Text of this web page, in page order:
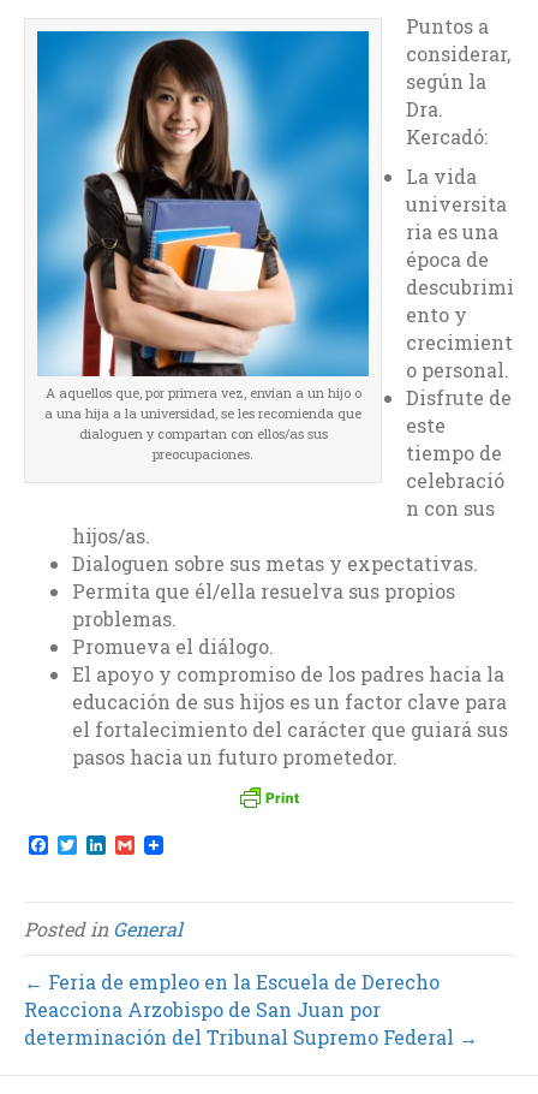
A aquellos que, por primera vez, envían a un hijo o
a una hija a la universidad, se les recomienda que
dialoguen y compartan con ellos/as sus
preocupaciones.
Puntos a
considerar,
según la
Dra.
Kercadó:
La vida
universita
ria es una
época de
descubrimi
ento y
crecimient
o personal.
Disfrute de
este
tiempo de
celebració
n con sus
hijos/as.
Dialoguen sobre sus metas y expectativas.
Permita que él/ella resuelva sus propios
problemas.
Promueva el diálogo.
El apoyo y compromiso de los padres hacia la
educación de sus hijos es un factor clave para
el fortalecimiento del carácter que guiará sus
pasos hacia un futuro prometedor.
F
e
b
o
o
k
T
t
t
e
r
L
k
e
d
I
n
G
i
l
Posted inGeneral
← Feria de empleo en la Escuela de Derecho
Reacciona Arzobispo de San Juan por
determinación del Tribunal Supremo Federal →